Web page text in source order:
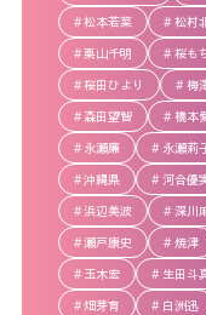
松本若菜
松村
栗山千明
桜も
桜田ひより
梅
森田望智
橋本
永瀬廉
永瀬莉
沖縄県
河合優
浜辺美波
深川
瀬戸康史
焼津
玉木宏
生田斗
畑芽育
白洲迅